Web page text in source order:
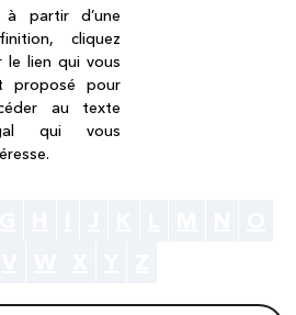
partir d’une
cliquez
le lien qui vous
proposé pour
au texte
qui vous